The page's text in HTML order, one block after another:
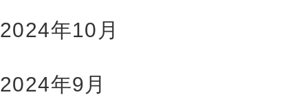
2024年10月
2024年9月